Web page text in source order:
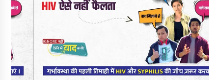
चंबा में बड़ा बस सड़क हादसा, 3 की मौत कई गंभीर घायल, बैरागढ़ से चंबा आ
रही थी निजी बस शर्मा कोच
चौपाल विधायक पर BDC सदस्य राजेश रढाइक का तीखा हमला, मांगा
08/08/2026